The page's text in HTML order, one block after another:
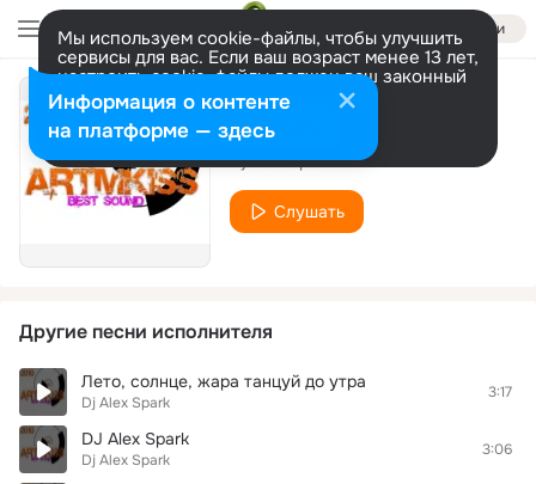
Войти
Мы используем cookie-файлы, чтобы улучшить
сервисы для вас. Если ваш возраст менее 13 лет,
настроить cookie-файлы должен ваш законный
представитель. Больше информации
Разрешить все Настроить
08
Dj Alex Spark
Слушать
Другие песни исполнителя
Лето, солнце, жара танцуй до утра
Dj Alex Spark
3:17
DJ Alex Spark
Dj Alex Spark
3:06
Информация о контенте
на платформе — здесь